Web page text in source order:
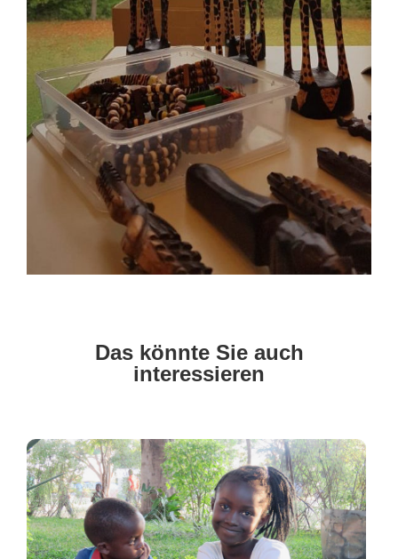
Das könnte Sie auch
interessieren